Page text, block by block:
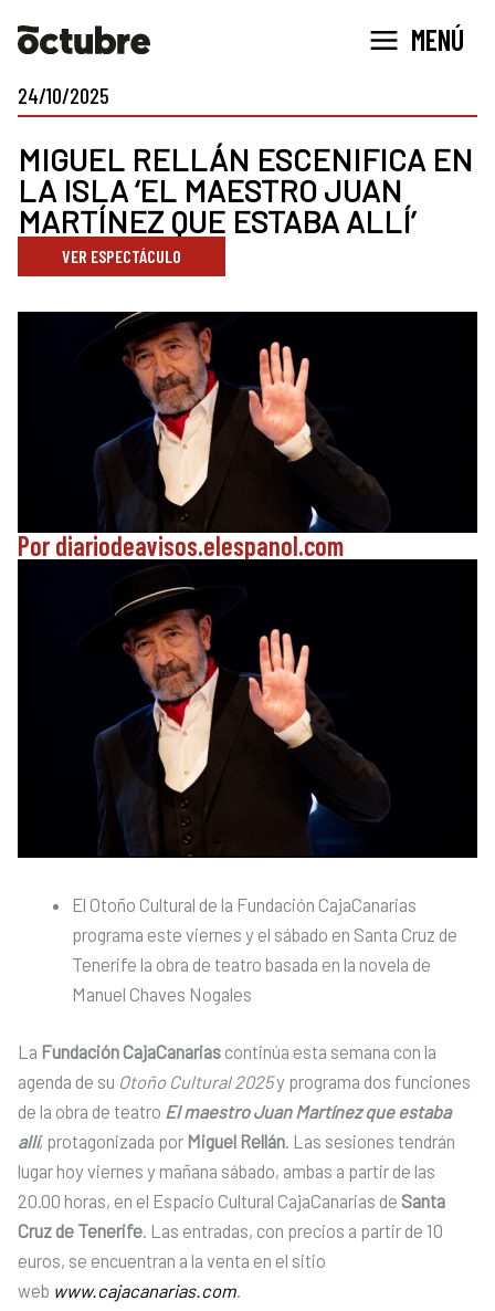
MENÚ
24/10/2025
MIGUEL RELLÁN ESCENIFICA EN
LA ISLA ‘EL MAESTRO JUAN
MARTÍNEZ QUE ESTABA ALLÍ’
VER ESPECTÁCULO
Por diariodeavisos.elespanol.com
El Otoño Cultural de la Fundación CajaCanarias
programa este viernes y el sábado en Santa Cruz de
Tenerife la obra de teatro basada en la novela de
Manuel Chaves Nogales
La Fundación CajaCanarias continúa esta semana con la
agenda de su Otoño Cultural 2025y programa dos funciones
de la obra de teatro El maestro Juan Martínez que estaba
allí, protagonizada por Miguel Rellán . Las sesiones tendrán
lugar hoy viernes y mañana sábado, ambas a partir de las
20.00 horas, en el Espacio Cultural CajaCanarias de Santa
Cruz de Tenerife . Las entradas, con precios a partir de 10
euros, se encuentran a la venta en el sitio
web www.cajacanarias.com